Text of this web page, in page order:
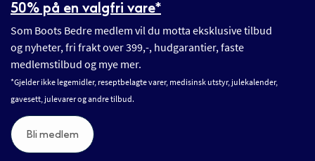
50% på en valgfri vare*
Som Boots Bedre medlem vil du motta eksklusive tilbud
og nyheter, fri frakt over 399,-, hudgarantier, faste
medlemstilbud og mye mer.
*Gjelder ikke legemidler, reseptbelagte varer, medisinsk utstyr, julekalender,
gavesett, julevarer og andre tilbud.
Bli medlem